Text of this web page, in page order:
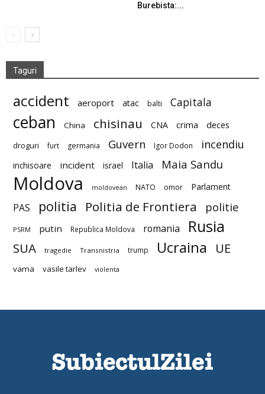
Burebista:...
Taguri
accident aeroport atac balti Capitala
ceban China chisinau CNA crima deces
droguri furt germania Guvern Igor Dodon incendiu
inchisoare incident israel Italia Maia Sandu
Moldova moldovean NATO omor Parlament
PAS politia Politia de Frontiera politie
PSRM putin Republica Moldova romania Rusia
SUA tragedie Transnistria trump Ucraina UE
vama vasile tarlev violenta